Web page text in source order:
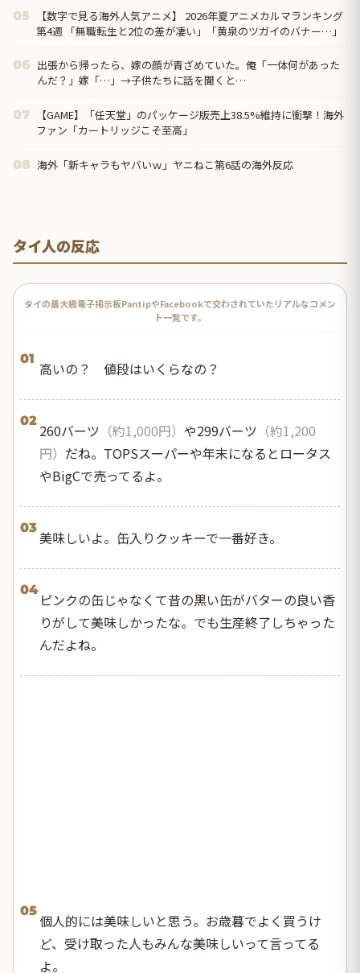
05
【数字で見る海外人気アニメ】 2026年夏アニメカルマランキング
第4週 「無職転生と2位の差が凄い」「黄泉のツガイのバナー…」
06 出張から帰ったら、嫁の顔が青ざめていた。俺「一体何があった
んだ？」嫁「…」→子供たちに話を聞くと…
07
【GAME】「任天堂」のパッケージ版売上38.5%維持に衝撃！海外
ファン「カートリッジこそ至高」
08 海外「新キャラもヤバいｗ」ヤニねこ第6話の海外反応
タイ人の反応
タイの最大級電子掲示板PantipやFacebookで交わされていたリアルなコメン
ト一覧です。
01
高いの？ 値段はいくらなの？
02
260バーツ （約1,000円） や299バーツ （約1,200
円） だね。TOPSスーパーや年末になるとロータス
やBigCで売ってるよ。
03
美味しいよ。缶入りクッキーで一番好き。
04
ピンクの缶じゃなくて昔の黒い缶がバターの良い香
りがして美味しかったな。でも生産終了しちゃった
んだよね。
05
個人的には美味しいと思う。お歳暮でよく買うけ
ど、受け取った人もみんな美味しいって言ってる
よ。